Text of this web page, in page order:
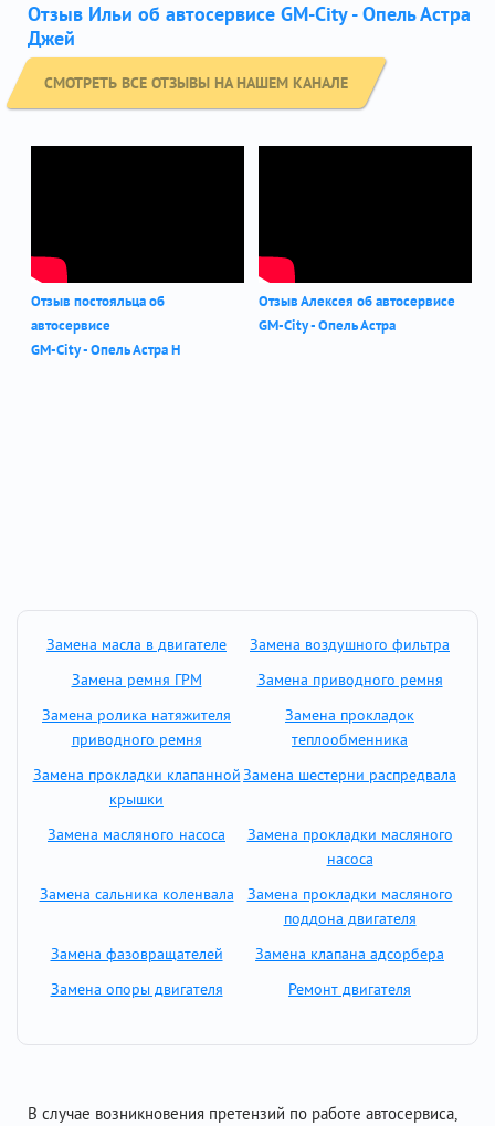
Отзыв Ильи об автосервисе GM-City - Опель Астра
Джей
СМОТРЕТЬ ВСЕ ОТЗЫВЫ НА НАШЕМ КАНАЛЕ
Отзыв постояльца об
автосервисе
GM-City - Опель Астра Н
Отзыв Алексея об автосервисе
GM-City - Опель Астра
Замена масла в двигателе
Замена воздушного фильтра
Замена ремня ГРМ
Замена приводного ремня
Замена ролика натяжителя
приводного ремня
Замена прокладок
теплообменника
Замена прокладки клапанной
крышки
Замена шестерни распредвала
Замена масляного насоса
Замена прокладки масляного
насоса
Замена сальника коленвала
Замена прокладки масляного
поддона двигателя
Замена фазовращателей
Замена клапана адсорбера
Замена опоры двигателя
Ремонт двигателя
В случае возникновения претензий по работе автосервиса,